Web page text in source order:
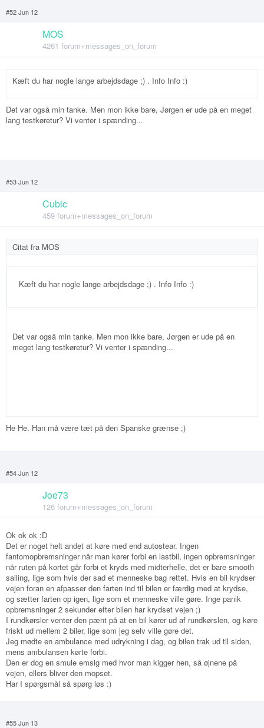
#52 Jun 12
MOS
4261 forum+messages_on_forum
Kæft du har nogle lange arbejdsdage ;) . Info Info :)
Det var også min tanke. Men mon ikke bare, Jørgen er ude på en meget
lang testkøretur? Vi venter i spænding...
#53 Jun 12
Cubic
459 forum+messages_on_forum
Citat fra MOS
Kæft du har nogle lange arbejdsdage ;) . Info Info :)
Det var også min tanke. Men mon ikke bare, Jørgen er ude på en
meget lang testkøretur? Vi venter i spænding...
He He. Han må være tæt på den Spanske grænse ;)
#54 Jun 12
Joe73
126 forum+messages_on_forum
Ok ok ok :D
Det er noget helt andet at køre med end autostear. Ingen
fantomopbremsninger når man kører forbi en lastbil, ingen opbremsninger
når ruten på kortet går forbi et kryds med midterhelle, det er bare smooth
sailing, lige som hvis der sad et menneske bag rettet. Hvis en bil krydser
vejen foran en afpasser den farten ind til bilen er færdig med at krydse,
og sætter farten op igen, lige som et menneske ville gøre. Inge panik
opbremsninger 2 sekunder efter bilen har krydset vejen ;)
I rundkørsler venter den pænt på at en bil kører ud af rundkørslen, og køre
friskt ud mellem 2 biler, lige som jeg selv ville gøre det.
Jeg mødte en ambulance med udrykning i dag, og bilen trak ud til siden,
mens ambulansen kørte forbi.
Den er dog en smule emsig med hvor man kigger hen, så øjnene på
vejen, ellers bliver den mopset.
Har I spørgsmål så spørg løs :)
#55 Jun 13